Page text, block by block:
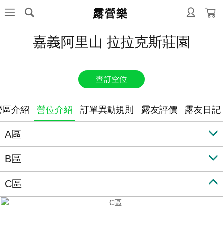
露營樂
嘉義阿里山 拉拉克斯莊園
查訂空位
區介紹 營位介紹 訂單異動規則 露友評價 露友日記
A區
B區
C區